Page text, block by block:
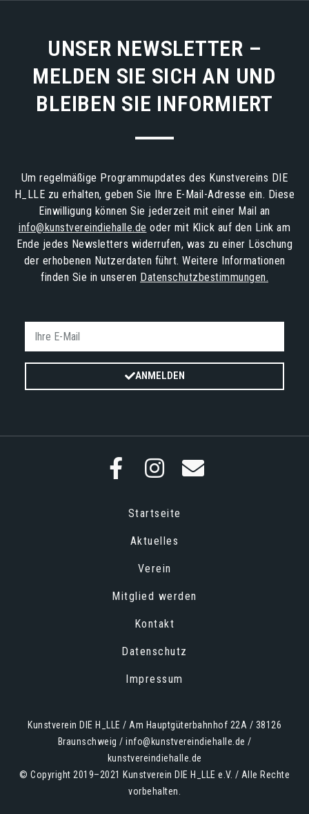
UNSER NEWSLETTER –
MELDEN SIE SICH AN UND
BLEIBEN SIE INFORMIERT
Um regelmäßige Programmupdates des Kunstvereins DIE
H_LLE zu erhalten, geben Sie Ihre E-Mail-Adresse ein. Diese
Einwilligung können Sie jederzeit mit einer Mail an
info@kunstvereindiehalle.de oder mit Klick auf den Link am
Ende jedes Newsletters widerrufen, was zu einer Löschung
der erhobenen Nutzerdaten führt. Weitere Informationen
finden Sie in unseren Datenschutzbestimmungen.
ANMELDEN
Startseite
Aktuelles
Verein
Mitglied werden
Kontakt
Datenschutz
Impressum
Kunstverein DIE H_LLE / Am Hauptgüterbahnhof 22A / 38126
Braunschweig / info@kunstvereindiehalle.de /
kunstvereindiehalle.de
© Copyright 2019–2021 Kunstverein DIE H_LLE e.V. / Alle Rechte
vorbehalten.